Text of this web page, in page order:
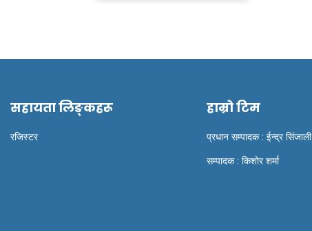
सहायता लिङ्कहरू
रजिस्टर
हाम्रो टिम
प्रधान सम्पादक : ईन्द्र सिंजाली
सम्पादक : किशोर शर्मा